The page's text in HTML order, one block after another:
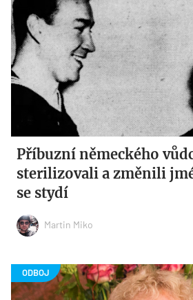
Příbuzní německého
sterilizovali a změnili
se stydí
Martin Miko